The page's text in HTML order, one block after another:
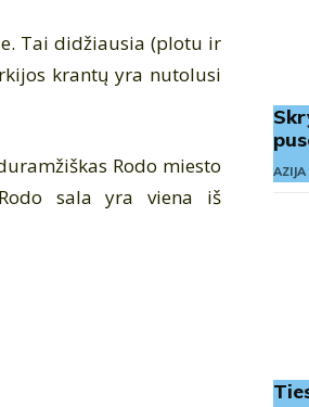
Tai didžiausia (plotu ir
krantų yra nutolusi
Rodo miesto
sala yra viena iš
AZIJA